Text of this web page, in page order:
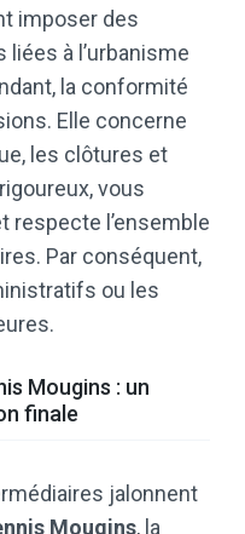
imposer des
à l’urbanisme
la conformité
Elle concerne
les clôtures et
vous
respecte l’ensemble
Par conséquent,
ou les
Mougins : un
finale
jalonnent
Mougins, la